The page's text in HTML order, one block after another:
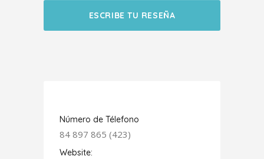
ESCRIBE TU RESEÑA
Número de Télefono
84 897 865 (423)
Website: